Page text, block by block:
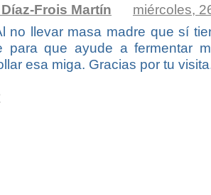
Frois Martín
miércoles,
no llevar masa madre que sí
para que ayude a fermentar
esa miga. Gracias por tu